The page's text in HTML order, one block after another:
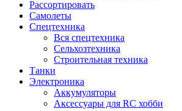
Рассортировать
Самолеты
Спецтехника
Вся спецтехника
Сельхозтехника
Строительная техника
Танки
Электроника
Аккумуляторы
Аксессуары для RC хобби